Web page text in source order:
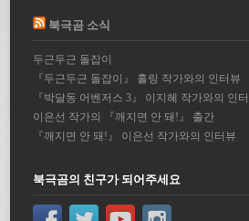
북극곰 소식
두근두근 돌잡이
『두근두근 돌잡이』 홀링 작가와의 인터뷰
『박달동 어벤저스 3』 이지혜 작가와의 인
이은선 작가의 『깨지면 안 돼!』 출간
『깨지면 안 돼!』 이은선 작가와의 인터뷰
북극곰의 친구가 되어주세요